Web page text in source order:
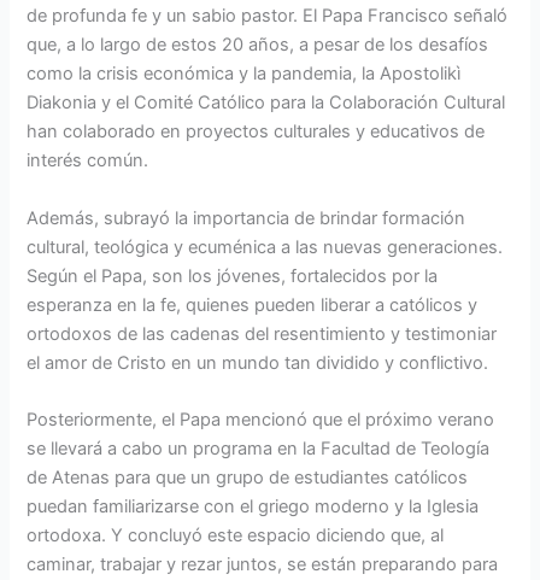
de profunda fe y un sabio pastor. El Papa Francisco señaló
que, a lo largo de estos 20 años, a pesar de los desafíos
como la crisis económica y la pandemia, la Apostolikì
Diakonia y el Comité Católico para la Colaboración Cultural
han colaborado en proyectos culturales y educativos de
interés común.
Además, subrayó la importancia de brindar formación
cultural, teológica y ecuménica a las nuevas generaciones.
Según el Papa, son los jóvenes, fortalecidos por la
esperanza en la fe, quienes pueden liberar a católicos y
ortodoxos de las cadenas del resentimiento y testimoniar
el amor de Cristo en un mundo tan dividido y conflictivo.
Posteriormente, el Papa mencionó que el próximo verano
se llevará a cabo un programa en la Facultad de Teología
de Atenas para que un grupo de estudiantes católicos
puedan familiarizarse con el griego moderno y la Iglesia
ortodoxa. Y concluyó este espacio diciendo que, al
caminar, trabajar y rezar juntos, se están preparando para